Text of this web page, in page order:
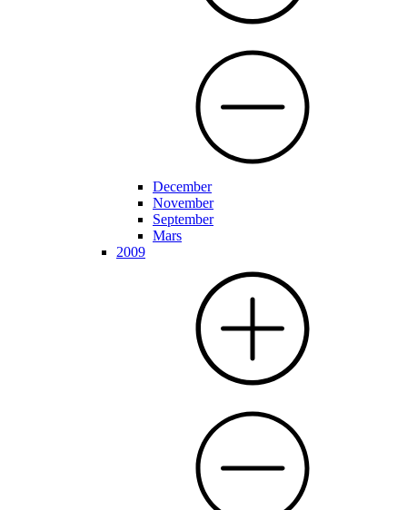
December
November
September
Mars
2009